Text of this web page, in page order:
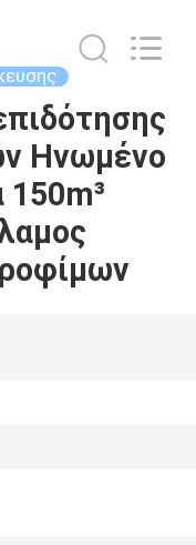
Ηνωμένο
150m³